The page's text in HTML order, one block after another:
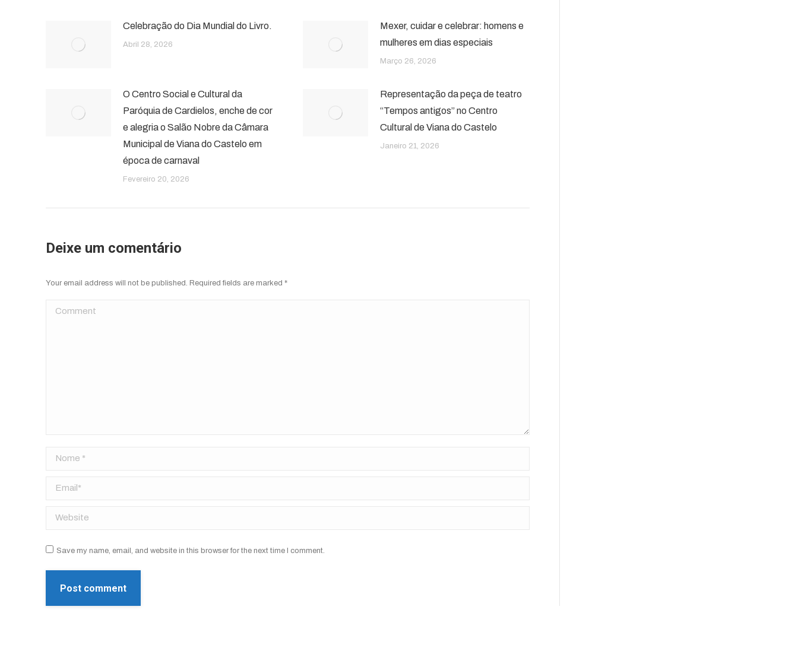
Celebração do Dia Mundial do Livro.
Abril 28, 2026
Mexer, cuidar e celebrar: homens e
mulheres em dias especiais
Março 26, 2026
O Centro Social e Cultural da
Paróquia de Cardielos, enche de cor
e alegria o Salão Nobre da Câmara
Municipal de Viana do Castelo em
época de carnaval
Fevereiro 20, 2026
Representação da peça de teatro
“Tempos antigos” no Centro
Cultural de Viana do Castelo
Janeiro 21, 2026
Deixe um comentário
Your email address will not be published. Required fields are marked *
Comment
Nome *
Email *
Website
Save my name, email, and website in this browser for the next time I comment.
Post comment